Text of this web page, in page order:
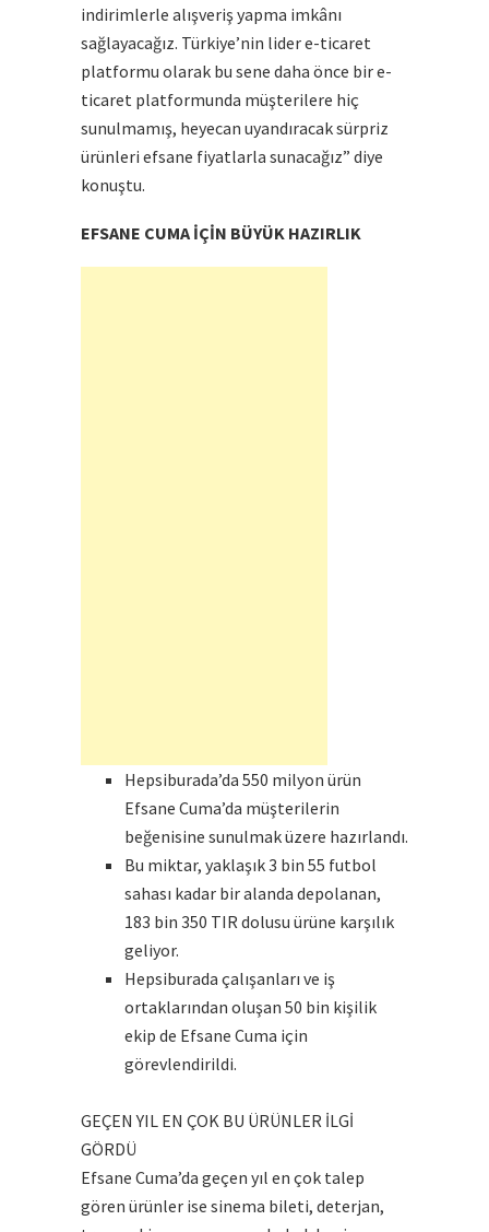
indirimlerle alışveriş yapma imkânı
sağlayacağız. Türkiye’nin lider e-ticaret
platformu olarak bu sene daha önce bir e-
ticaret platformunda müşterilere hiç
sunulmamış, heyecan uyandıracak sürpriz
ürünleri efsane fiyatlarla sunacağız” diye
konuştu.
EFSANE CUMA İÇİN BÜYÜK HAZIRLIK
Hepsiburada’da 550 milyon ürün
Efsane Cuma’da müşterilerin
beğenisine sunulmak üzere hazırlandı.
Bu miktar, yaklaşık 3 bin 55 futbol
sahası kadar bir alanda depolanan,
183 bin 350 TIR dolusu ürüne karşılık
geliyor.
Hepsiburada çalışanları ve iş
ortaklarından oluşan 50 bin kişilik
ekip de Efsane Cuma için
görevlendirildi.
GEÇEN YIL EN ÇOK BU ÜRÜNLER İLGİ
GÖRDÜ
Efsane Cuma’da geçen yıl en çok talep
gören ürünler ise sinema bileti, deterjan,